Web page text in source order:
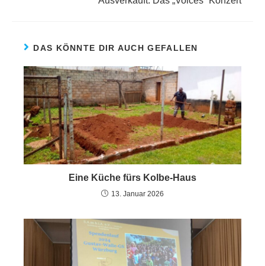
DAS KÖNNTE DIR AUCH GEFALLEN
Eine Küche fürs Kolbe-Haus
13. Januar 2026